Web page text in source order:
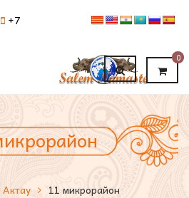
+7
0
Актау 11 микрорайон